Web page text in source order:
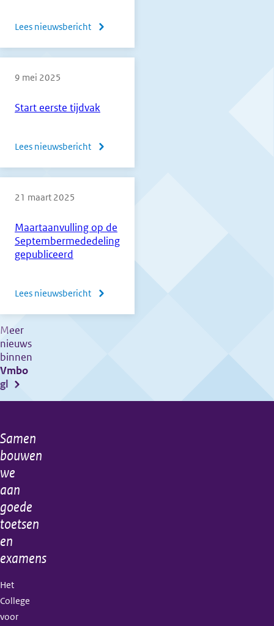
Lees nieuwsbericht
over
beroepsgerichte
2025
Start eerste tijdvak
9 mei 2025
Lees nieuwsbericht
over
eerste
Maartaanvulling op de
Septembermededeling
gepubliceerd
21 maart 2025
Lees nieuwsbericht
over
Meer
nieuws
binnen
Vmbo
gl
Algemene
informatie
Samen
bouwen
we
aan
goede
toetsen
en
examens
Het
College
voor